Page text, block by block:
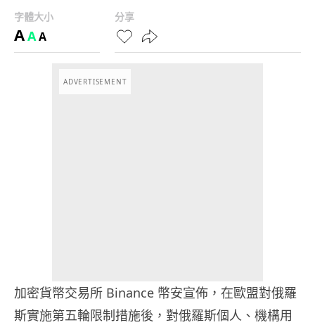
字體大小
AAA
分享
ADVERTISEMENT
加密貨幣交易所 Binance 幣安宣佈，在歐盟對俄羅
斯實施第五輪限制措施後，對俄羅斯個人、機構用